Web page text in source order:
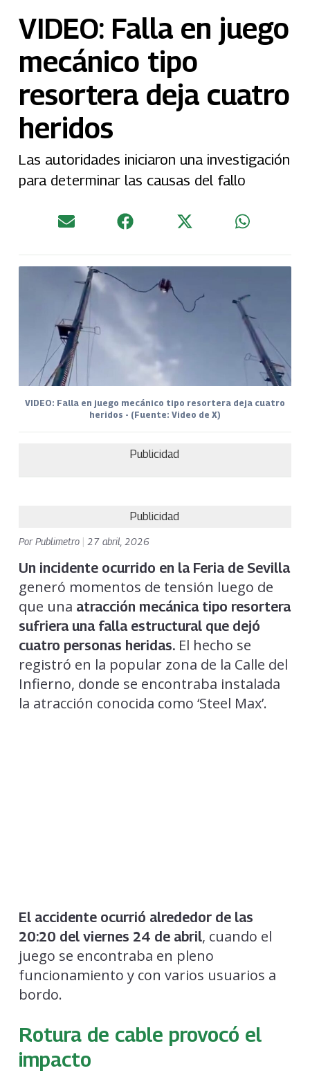
VIDEO: Falla en juego
mecánico tipo
resortera deja cuatro
heridos
Las autoridades iniciaron una investigación
para determinar las causas del fallo
VIDEO: Falla en juego mecánico tipo resortera deja cuatro
heridos - (Fuente: Video de X)
Publicidad
Publicidad
PorPublimetro 27 abril, 2026
Un incidente ocurrido en la Feria de Sevilla
generó momentos de tensión luego de
que una atracción mecánica tipo resortera
sufriera una falla estructural que dejó
cuatro personas heridas.El hecho se
registró en la popular zona de la Calle del
Infierno, donde se encontraba instalada
la atracción conocida como ‘Steel Max’.
El accidente ocurrió alrededor de las
20:20 del viernes 24 de abril, cuando el
juego se encontraba en pleno
funcionamiento y con varios usuarios a
bordo.
Rotura de cable provocó el
impacto